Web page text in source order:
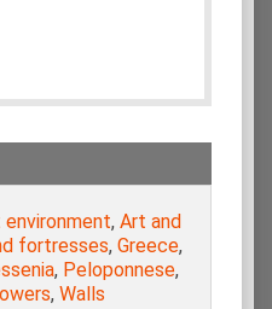
, Art and
fortresses, Greece,
, Peloponnese,
, Walls